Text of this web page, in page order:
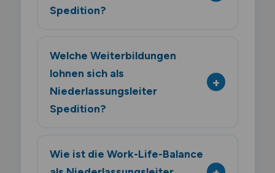
Spedition?
Welche Weiterbildungen
lohnen sich als
Niederlassungsleiter
Spedition?
Wie ist die Work-Life-Balance